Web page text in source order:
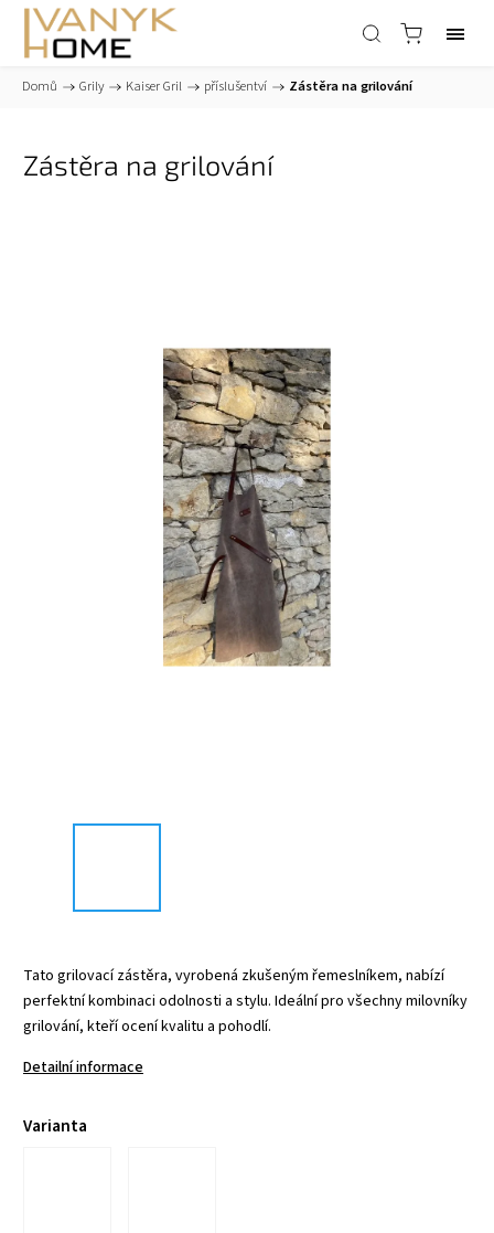
Domů / Grily / Kaiser Gril / příslušentví / Zástěra na grilování
Zástěra na grilování
Tato grilovací zástěra, vyrobená zkušeným řemeslníkem, nabízí
perfektní kombinaci odolnosti a stylu. Ideální pro všechny milovníky
grilování, kteří ocení kvalitu a pohodlí.
Detailní informace
Varianta